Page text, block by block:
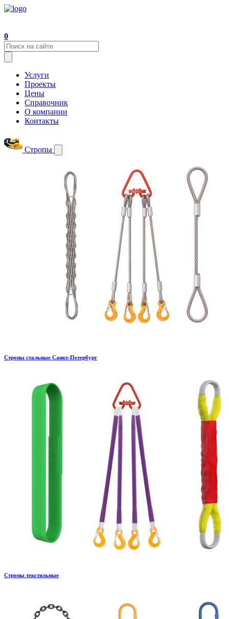
0
Услуги
Проекты
Цены
Справочник
О компании
Контакты
Стропы
Стропы стальные Санкт-Петербург
Стропы текстильные